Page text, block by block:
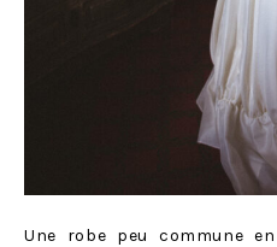
Une robe peu commune